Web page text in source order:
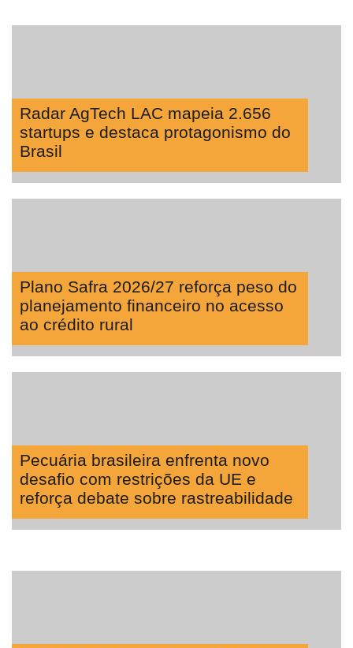
Radar AgTech LAC mapeia 2.656
startups e destaca protagonismo do
Brasil
Plano Safra 2026/27 reforça peso do
planejamento financeiro no acesso
ao crédito rural
Pecuária brasileira enfrenta novo
desafio com restrições da UE e
reforça debate sobre rastreabilidade